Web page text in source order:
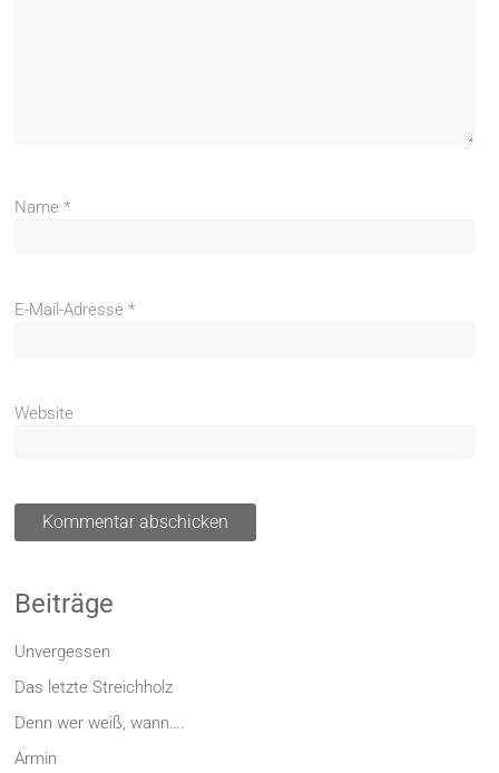
Name*
E-Mail-Adresse*
Website
Beiträge
Unvergessen
Das letzte Streichholz
Denn wer weiß, wann….
Armin